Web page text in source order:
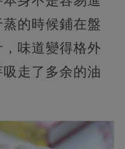
的時候鋪在盤
味道變得格外
走了多余的油